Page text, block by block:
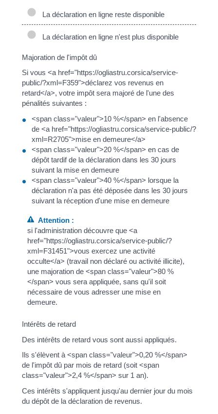
La déclaration en ligne reste disponible
La déclaration en ligne n'est plus disponible
Majoration de l'impôt dû
Si vous <a href="https://ogliastru.corsica/service-
public/?xml=F359">déclarez vos revenus en
retard</a>, votre impôt sera majoré de l'une des
pénalités suivantes :
<span class="valeur">10 %</span> en l'absence
de <a href="https://ogliastru.corsica/service-public/?
xml=R2705">mise en demeure</a>
<span class="valeur">20 %</span> en cas de
dépôt tardif de la déclaration dans les 30 jours
suivant la mise en demeure
<span class="valeur">40 %</span> lorsque la
déclaration n'a pas été déposée dans les 30 jours
suivant la réception d'une mise en demeure
Attention :
si l'administration découvre que <a
href="https://ogliastru.corsica/service-public/?
xml=F31451">vous exercez une activité
occulte</a> (travail non déclaré ou activité illicite),
une majoration de <span class="valeur">80 %
</span> vous sera appliquée, sans qu'il soit
nécessaire de vous adresser une mise en
demeure.
Intérêts de retard
Des intérêts de retard vous sont aussi appliqués.
Ils s'élèvent à <span class="valeur">0,20 %</span>
de l'impôt dû par mois de retard (soit <span
class="valeur">2,4 %</span> sur 1 an).
Ces intérêts s'appliquent jusqu'au dernier jour du mois
du dépôt de la déclaration de revenus.